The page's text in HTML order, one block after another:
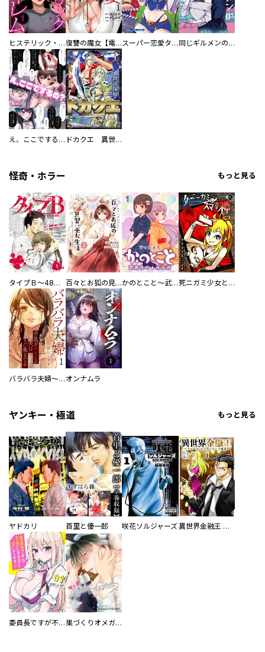
ヒステリック・ハーレム～搾られる男と堕ちる女～【電子単行本版】 復讐の魔女【電子単行本版】 スーパー恋愛タイム！～現場でドＳな彼女は自宅でデレる～ 同じギルメンの声が好き
え、ここでするの？ アイドルのファンが知らない日常 ドカクエ 異世界ドカコッククエスト
怪奇・ホラー もっと見る
タイプＢ～48時間後、致死率100％～【単話】 百々とお狐の見習い巫女生活【単行本版】 かのとこと～武蔵花町怪話譚～ 【連載版】 死ニガミ少女とスマホ神
バラバラ夫婦～手足をなくした夫はまだ生きてる オンナムラ
ヤンキー・極道 もっと見る
ヤドカリ 首里と優一郎 咲花ソルジャーズ 異世界金融王 ～クローネ・ゴルディオンの覇道～
委員長ですが不良になるほど恋してます！ 巣づくりオメガバース